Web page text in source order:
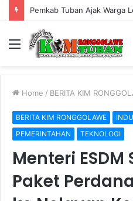
Menu
Home / BERITA KIM
BERITA KIM RONGGOLAWE
PEMERINTAHAN
TEKNOLOGI
Menteri
Paket